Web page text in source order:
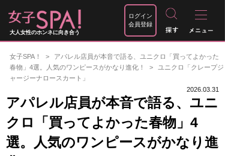
大人女性のホンネに向き合う
ログイン
会員登録
女子SPA！
アパレル店員が本音で語る、ユニクロ「買ってよかった
春物」4選。人気のワンピースがかなり進化！
ユニクロ「クレープジ
ャージーナロースカート」
2026.03.31
アパレル店員が本音で語る、ユニ
クロ「買ってよかった春物」4
選。人気のワンピースがかなり進